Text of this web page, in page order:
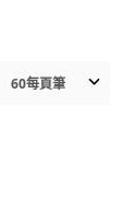
60每頁筆